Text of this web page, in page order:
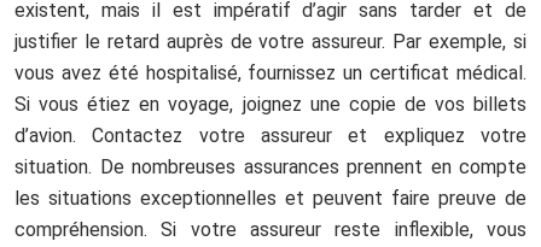
existent, mais il est impératif d’agir sans tarder et de
justifier le retard auprès de votre assureur. Par exemple, si
vous avez été hospitalisé, fournissez un certificat médical.
Si vous étiez en voyage, joignez une copie de vos billets
d’avion. Contactez votre assureur et expliquez votre
situation. De nombreuses assurances prennent en compte
les situations exceptionnelles et peuvent faire preuve de
compréhension. Si votre assureur reste inflexible, vous